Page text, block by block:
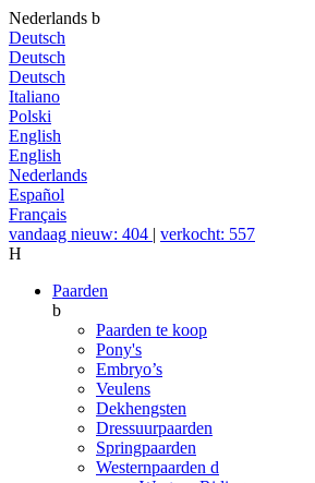
Nederlands b
Deutsch
Deutsch
Deutsch
Italiano
Polski
English
English
Nederlands
Español
Français
vandaag nieuw: 404 | verkocht: 557
H
Paarden
b
Paarden te koop
Pony's
Embryo’s
Veulens
Dekhengsten
Dressuurpaarden
Springpaarden
Westernpaarden d